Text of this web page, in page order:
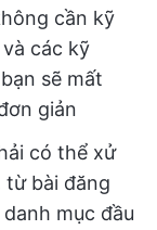
cần kỹ
các kỹ
sẽ mất
giản
có thể xử
từ bài đăng
mục đầu